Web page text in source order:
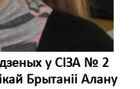
у СІЗА № 2
Брытаніі Алану